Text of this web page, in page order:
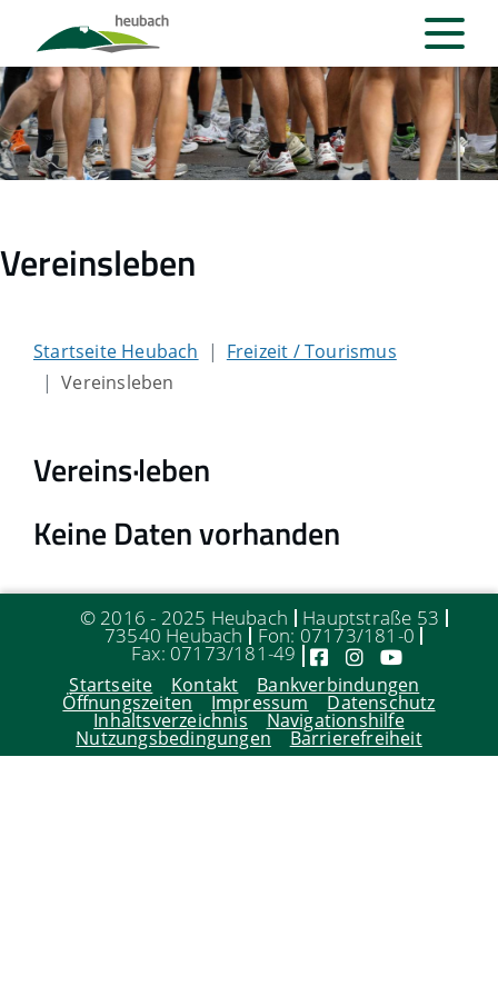
Vereinsleben
Startseite Heubach
Freizeit / Tourismus
Vereinsleben
Vereins·leben
Keine Daten vorhanden
© 2016 - 2025 Heubach Hauptstraße 53
73540 Heubach Fon: 07173/181-0
Fax: 07173/181-49
Startseite Kontakt Bankverbindungen
Öffnungszeiten Impressum Datenschutz
Inhaltsverzeichnis Navigationshilfe
Nutzungsbedingungen Barrierefreiheit